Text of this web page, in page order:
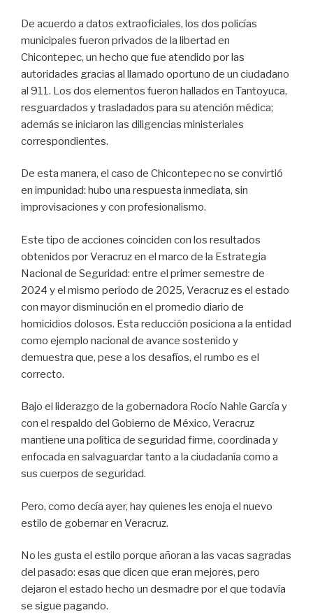
De acuerdo a datos extraoficiales, los dos policías
municipales fueron privados de la libertad en
Chicontepec, un hecho que fue atendido por las
autoridades gracias al llamado oportuno de un ciudadano
al 911. Los dos elementos fueron hallados en Tantoyuca,
resguardados y trasladados para su atención médica;
además se iniciaron las diligencias ministeriales
correspondientes.
De esta manera, el caso de Chicontepec no se convirtió
en impunidad: hubo una respuesta inmediata, sin
improvisaciones y con profesionalismo.
Este tipo de acciones coinciden con los resultados
obtenidos por Veracruz en el marco de la Estrategia
Nacional de Seguridad: entre el primer semestre de
2024 y el mismo periodo de 2025, Veracruz es el estado
con mayor disminución en el promedio diario de
homicidios dolosos. Esta reducción posiciona a la entidad
como ejemplo nacional de avance sostenido y
demuestra que, pese a los desafíos, el rumbo es el
correcto.
Bajo el liderazgo de la gobernadora Rocío Nahle García y
con el respaldo del Gobierno de México, Veracruz
mantiene una política de seguridad firme, coordinada y
enfocada en salvaguardar tanto a la ciudadanía como a
sus cuerpos de seguridad.
Pero, como decía ayer, hay quienes les enoja el nuevo
estilo de gobernar en Veracruz.
No les gusta el estilo porque añoran a las vacas sagradas
del pasado: esas que dicen que eran mejores, pero
dejaron el estado hecho un desmadre por el que todavía
se sigue pagando.